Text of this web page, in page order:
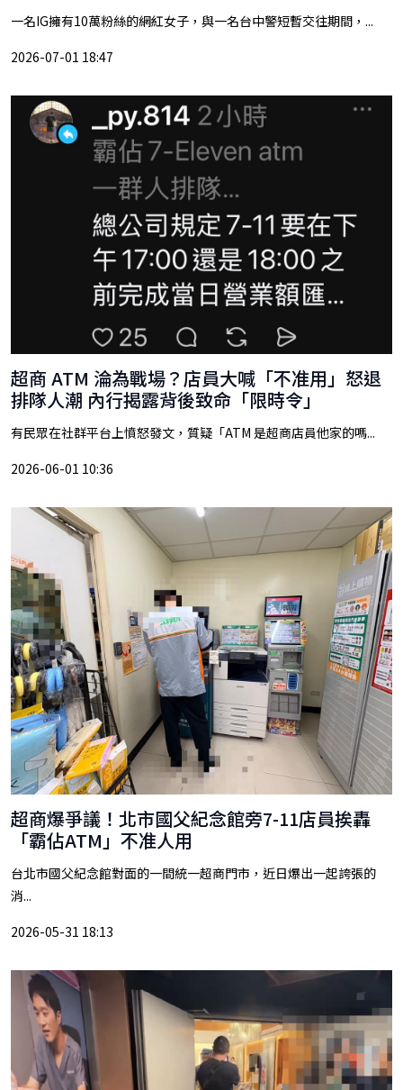
一名IG擁有10萬粉絲的網紅女子，與一名台中警短暫交往期間，...
2026-07-01 18:47
超商 ATM 淪為戰場？店員大喊「不准用」怒退
排隊人潮 內行揭露背後致命「限時令」
有民眾在社群平台上憤怒發文，質疑「ATM 是超商店員他家的嗎...
2026-06-01 10:36
超商爆爭議！北市國父紀念館旁7-11店員挨轟
「霸佔ATM」不准人用
台北市國父紀念館對面的一間統一超商門市，近日爆出一起誇張的
消...
2026-05-31 18:13